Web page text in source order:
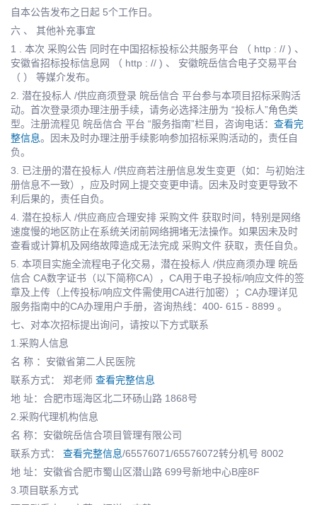
自本公告发布之日起 5个工作日。
六 、 其他补充事宜
1 . 本次 采购公告 同时在中国招标投标公共服务平台 （ http : // ) 、
安徽省招标投标信息网 （ http : // ) 、 安徽皖岳信合电子交易平台
（ ） 等媒介发布。
2. 潜在投标人 /供应商须登录 皖岳信合 平台参与本项目招标采购活
动。首次登录须办理注册手续，请务必选择注册为 “投标人”角色类
型。注册流程见 皖岳信合 平台 “服务指南”栏目，咨询电话： 查看完
整信息。因未及时办理注册手续影响参加招标采购活动的，责任自
负。
3. 已注册的潜在投标人 /供应商若注册信息发生变更（如：与初始注
册信息不一致），应及时网上提交变更申请。因未及时变更导致不
利后果的，责任自负。
4. 潜在投标人 /供应商应合理安排 采购文件 获取时间，特别是网络
速度慢的地区防止在系统关闭前网络拥堵无法操作。如果因未及时
查看或计算机及网络故障造成无法完成 采购文件 获取，责任自负。
5. 本项目实施全流程电子化交易，潜在投标人 /供应商须办理 皖岳
信合 CA数字证书（以下简称CA），CA用于电子投标/响应文件的签
章及上传（上传投标/响应文件需使用CA进行加密）；CA办理详见
服务指南中的CA办理用户手册，咨询热线：400- 615 - 8899 。
七、对本次招标提出询问，请按以下方式联系
1.采购人信息
名 称 ：安徽省第二人民医院
联系方式： 郑老师 查看完整信息
地 址：合肥市瑶海区北二环砀山路 1868号
2.采购代理机构信息
名 称：安徽皖岳信合项目管理有限公司
联系方式： 查看完整信息/65576071/65576072转分机号 8002
地 址：安徽省合肥市蜀山区潜山路 699号新地中心B座8F
3.项目联系方式